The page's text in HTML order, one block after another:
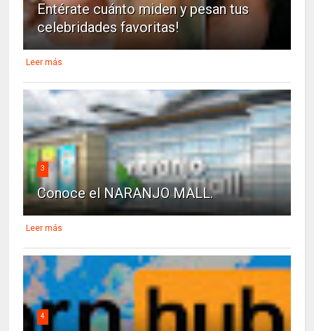
Entérate cuánto miden y pesan tus
celebridades favoritas!
Leer más
3
Conoce el NARANJO MALL.
Leer más
4